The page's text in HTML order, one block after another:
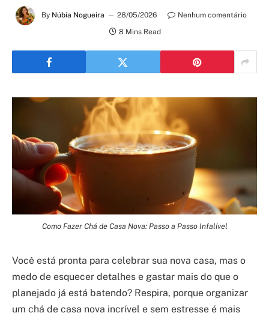
By Núbia Nogueira 28/05/2026
Nenhum comentário
8 Mins Read
Como Fazer Chá de Casa Nova: Passo a Passo Infalível
Você está pronta para celebrar sua nova casa, mas o
medo de esquecer detalhes e gastar mais do que o
planejado já está batendo? Respira, porque organizar
um chá de casa nova incrível e sem estresse é mais